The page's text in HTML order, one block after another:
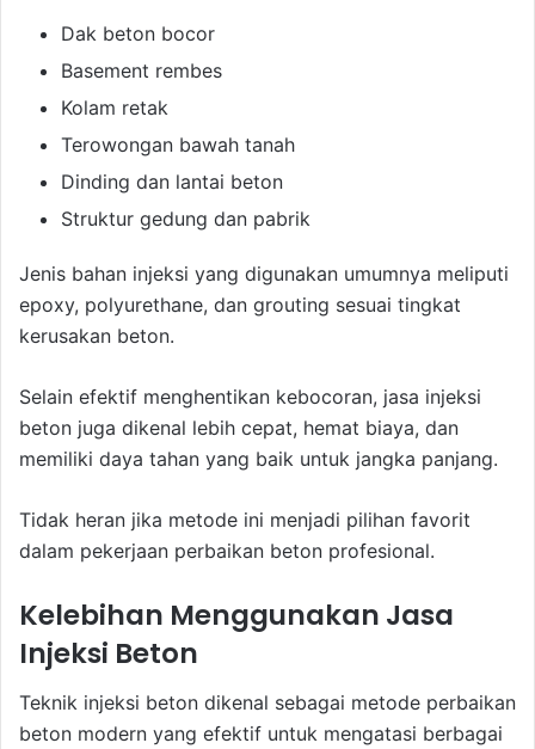
Dak beton bocor
Basement rembes
Kolam retak
Terowongan bawah tanah
Dinding dan lantai beton
Struktur gedung dan pabrik
Jenis bahan injeksi yang digunakan umumnya meliputi
epoxy, polyurethane, dan grouting sesuai tingkat
kerusakan beton.
Selain efektif menghentikan kebocoran, jasa injeksi
beton juga dikenal lebih cepat, hemat biaya, dan
memiliki daya tahan yang baik untuk jangka panjang.
Tidak heran jika metode ini menjadi pilihan favorit
dalam pekerjaan perbaikan beton profesional.
Kelebihan Menggunakan Jasa
Injeksi Beton
Teknik injeksi beton dikenal sebagai metode perbaikan
beton modern yang efektif untuk mengatasi berbagai